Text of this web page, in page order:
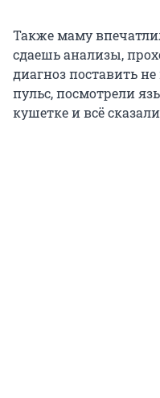
Также маму
сдаешь анализы,
диагноз поставить
пульс, посмотрели
кушетке и всё